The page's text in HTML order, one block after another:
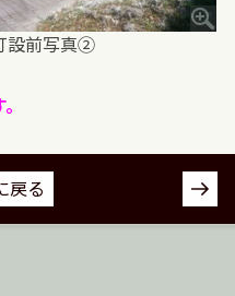
設前写真②
戻る